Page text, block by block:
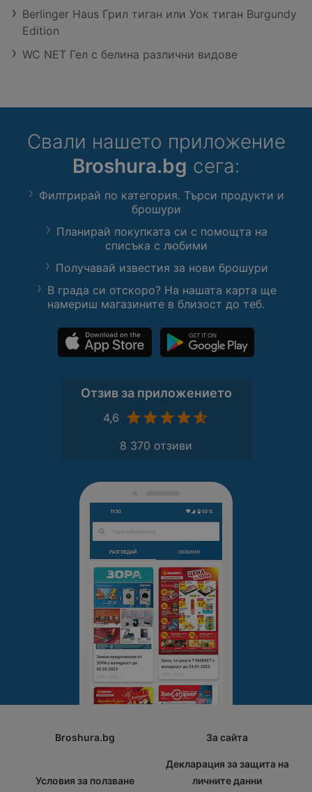
Berlinger Haus Грил тиган или Уок тиган Burgundy
Edition
WC NET Гел с белина различни видове
Свали нашето приложение
Broshura.bg сега:
Филтрирай по категория. Търси продукти и
брошури
Планирай покупката си с помощта на
списъка с любими
Получавай известия за нови брошури
В града си отскоро? На нашата карта ще
намериш магазините в близост до теб.
Отзив за приложението
4,6
8 370 отзиви
Broshura.bg За сайта
Условия за ползване
Декларация за защита на
личните данни